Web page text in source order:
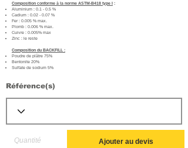
Composition conforme à la norme ASTM-B418 type I :
Aluminium : 0.1 - 0.5 %
Cadium : 0.02 - 0.07 %
Fer : 0.005 % max.
Plomb : 0.006 % max.
Cuivre : 0.005% max
Zinc : le reste
Composition du BACKFILL :
Poudre de plâtre 75%
Bentonite 20%
Sulfate de sodium 5%
Référence(s)
Ajouter au devis